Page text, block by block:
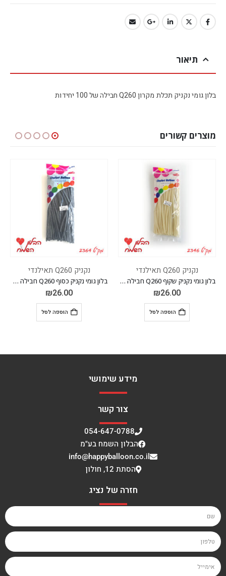
תיאור
בלון גומי נקניק תכלת מקרון Q260 חבילה של 100 יחידות
מוצרים קשורים
נקניק Q260 תאילנדי
בלון גומי נקניק שקוף Q260 חבילה של 100 יחידות
₪26.00
הוספה לסל
נקניק Q260 תאילנדי
בלון גומי נקניק כסוף Q260 חבילה של 100 יחידות
₪26.00
הוספה לסל
מידע שימושי
צור קשר
054-647-0788
הבלון השמח בע"מ
info@happyballoon.co.il
הסתת 12, חולון
חזרה של נציג